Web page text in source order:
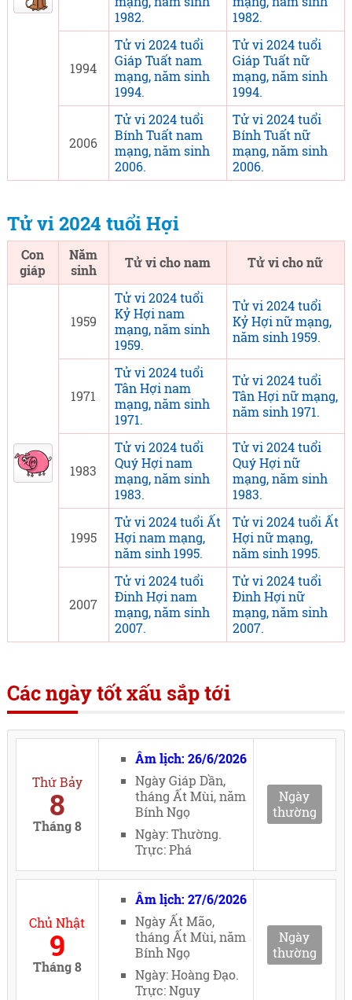
1982.
1982.
1994
Tử vi 2024 tuổi
Giáp Tuất nam
mạng, năm sinh
1994.
Tử vi 2024 tuổi
Giáp Tuất nữ
mạng, năm sinh
1994.
2006
Tử vi 2024 tuổi
Bính Tuất nam
mạng, năm sinh
2006.
Tử vi 2024 tuổi
Bính Tuất nữ
mạng, năm sinh
2006.
Tử vi 2024 tuổi Hợi
Con
giáp
Năm
sinh
Tử vi cho nam Tử vi cho nữ
1959
Tử vi 2024 tuổi
Kỷ Hợi nam
mạng, năm sinh
1959.
Tử vi 2024 tuổi
Kỷ Hợi nữ mạng,
năm sinh 1959.
1971
Tử vi 2024 tuổi
Tân Hợi nam
mạng, năm sinh
1971.
Tử vi 2024 tuổi
Tân Hợi nữ mạng,
năm sinh 1971.
1983
Tử vi 2024 tuổi
Quý Hợi nam
mạng, năm sinh
1983.
Tử vi 2024 tuổi
Quý Hợi nữ
mạng, năm sinh
1983.
1995
Tử vi 2024 tuổi Ất
Hợi nam mạng,
năm sinh 1995.
Tử vi 2024 tuổi Ất
Hợi nữ mạng,
năm sinh 1995.
2007
Tử vi 2024 tuổi
Đinh Hợi nam
mạng, năm sinh
2007.
Tử vi 2024 tuổi
Đinh Hợi nữ
mạng, năm sinh
2007.
Các ngày tốt xấu sắp tới
Thứ Bảy
8
Tháng 8
Âm lịch: 26/6/2026
Ngày Giáp Dần,
tháng Ất Mùi, năm
Bính Ngọ
Ngày: Thường.
Trực: Phá
Ngày
thường
Chủ Nhật
9
Tháng 8
Âm lịch: 27/6/2026
Ngày Ất Mão,
tháng Ất Mùi, năm
Bính Ngọ
Ngày: Hoàng Đạo.
Trực: Nguy
Ngày
thường